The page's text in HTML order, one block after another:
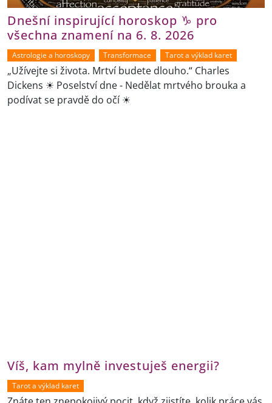
Dnešní inspirující horoskop ♑ pro
všechna znamení na 6. 8. 2026
Astrologie a horoskopy Transformace Tarot a výklad karet
„Užívejte si života. Mrtví budete dlouho.“ Charles
Dickens ☀ Poselství dne - Nedělat mrtvého brouka a
podívat se pravdě do očí ☀
Znáte ten znepokojivý pocit, když zjistíte, kolik práce vás
čeká, kolik úkolů je třeba ještě zvládnout, v zaměstnání,
doma a vy byste zrovna dnes měli náladu se věnovat jen